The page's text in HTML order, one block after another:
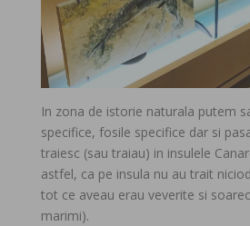
In zona de istorie naturala putem
specifice, fosile specifice dar si
traiesc (sau traiau) in insulele
astfel, ca pe insula nu au trait
tot ce aveau erau veverite si
marimi).